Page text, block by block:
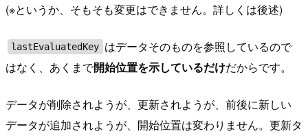
(※というか、そもそも変更はできません。詳しくは後述)
lastEvaluatedKey はデータそのものを参照しているので
はなく、あくまで開始位置を示しているだけだからです。
データが削除されようが、更新されようが、前後に新しい
データが追加されようが、開始位置は変わりません。更新タ